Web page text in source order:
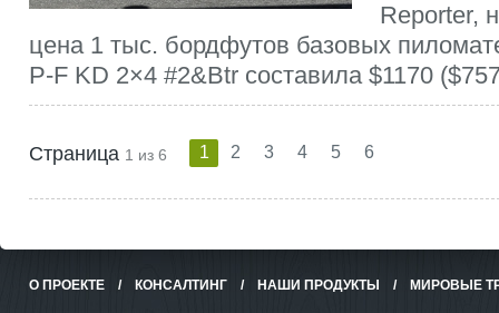
Reporter,
цена 1 тыс. бордфутов базовых
P-F KD 2×4 #2&Btr составила $1170
Страница 1 из 6 1 2 3 4 5 6
О ПРОЕКТЕ / КОНСАЛТИНГ / НАШИ ПРОДУКТЫ / МИРОВЫЕ